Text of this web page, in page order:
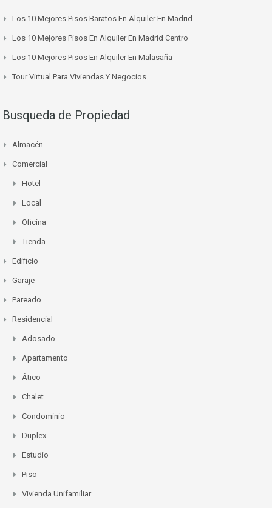
Los 10 Mejores Pisos Baratos En Alquiler En Madrid
Los 10 Mejores Pisos En Alquiler En Madrid Centro
Los 10 Mejores Pisos En Alquiler En Malasaña
Tour Virtual Para Viviendas Y Negocios
Busqueda de Propiedad
Almacén
Comercial
Hotel
Local
Oficina
Tienda
Edificio
Garaje
Pareado
Residencial
Adosado
Apartamento
Ático
Chalet
Condominio
Duplex
Estudio
Piso
Vivienda Unifamiliar